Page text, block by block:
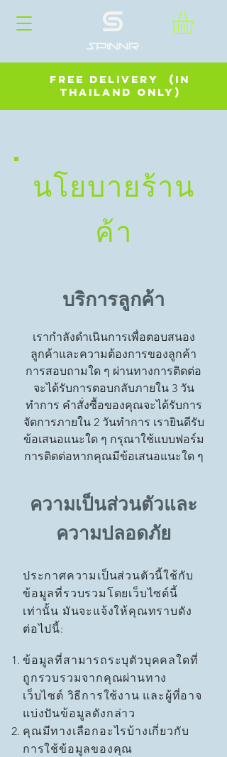
FREE DELIVERY (in
Thailand Only)
นโยบายร้าน
ค้า
บริการลูกค้า
เรากำลังดำเนินการเพื่อตอบสนอง
ลูกค้าและความต้องการของลูกค้า
การสอบถามใด ๆ ผ่านทางการติดต่อ
จะได้รับการตอบกลับภายใน 3 วัน
ทำการ คำสั่งซื้อของคุณจะได้รับการ
จัดการภายใน 2 วันทำการ เรายินดีรับ
ข้อเสนอแนะใด ๆ กรุณาใช้แบบฟอร์ม
การติดต่อหากคุณมีข้อเสนอแนะใด ๆ
ความเป็นส่วนตัวและ
ความปลอดภัย
ประกาศความเป็นส่วนตัวนี้ใช้กับ
ข้อมูลที่รวบรวมโดยเว็บไซต์นี้
เท่านั้น มันจะแจ้งให้คุณทราบดัง
ต่อไปนี้:
ข้อมูลที่สามารถระบุตัวบุคคลใดที่
ถูกรวบรวมจากคุณผ่านทาง
เว็บไซต์ วิธีการใช้งาน และผู้ที่อาจ
แบ่งปันข้อมูลดังกล่าว
คุณมีทางเลือกอะไรบ้างเกี่ยวกับ
การใช้ข้อมูลของคุณ